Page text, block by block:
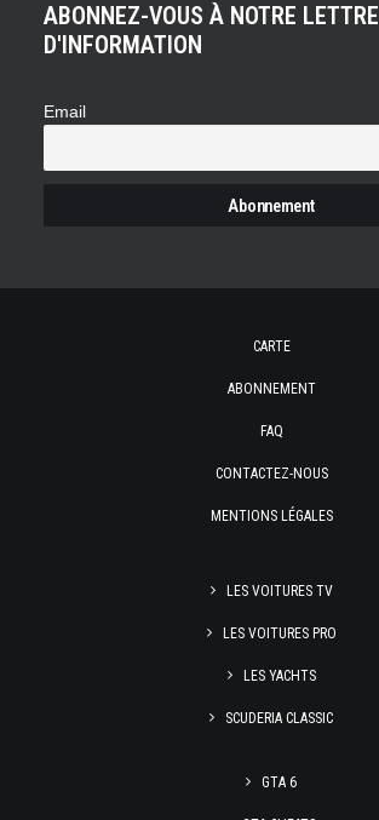
ABONNEZ-VOUS À NOTRE LETTRE
D'INFORMATION
Email
CARTE
ABONNEMENT
FAQ
CONTACTEZ-NOUS
MENTIONS LÉGALES
LES VOITURES TV
LES VOITURES PRO
LES YACHTS
SCUDERIA CLASSIC
GTA 6